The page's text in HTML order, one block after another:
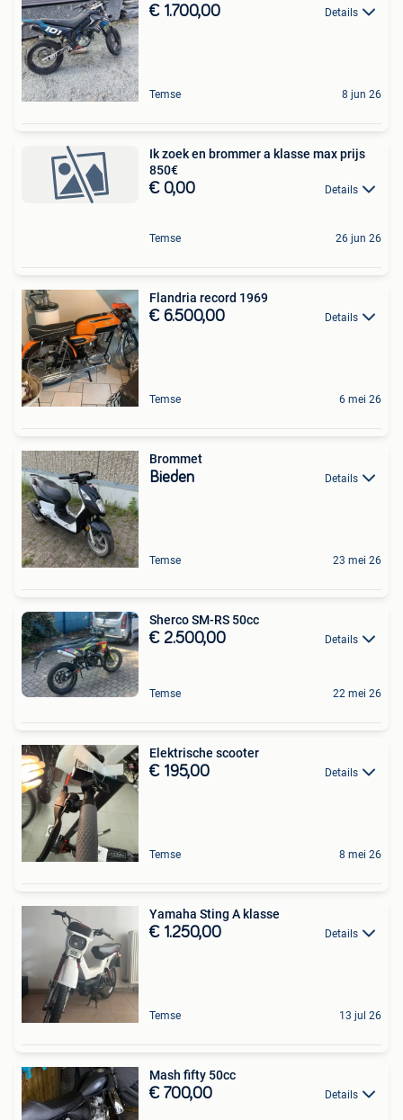
€ 1.700,00 Details
Temse 8 jun 26
Ik zoek en brommer a klasse max prijs
850€
€ 0,00 Details
Temse 26 jun 26
Flandria record 1969
€ 6.500,00 Details
Temse 6 mei 26
Brommet
Bieden Details
Temse 23 mei 26
Sherco SM-RS 50cc
€ 2.500,00 Details
Temse 22 mei 26
Elektrische scooter
€ 195,00 Details
Temse 8 mei 26
Yamaha Sting A klasse
€ 1.250,00 Details
Temse 13 jul 26
Mash fifty 50cc
€ 700,00 Details